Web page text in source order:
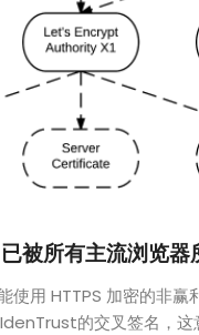
被所有主流浏览器
使用 HTTPS 加密的非赢
的交叉签名，这